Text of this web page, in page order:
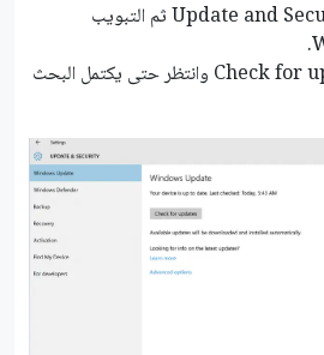
انتقل إلى القسم Update and Security ثم التبويب
اضغط على زر Check for update وانتظر حتى يكتمل البحث